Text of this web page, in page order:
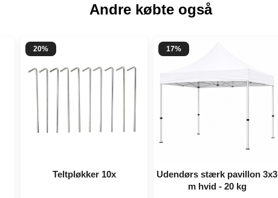
Andre købte også
20%
Teltpløkker 10x
17%
Udendørs stærk pavillon 3x3
m hvid - 20 kg